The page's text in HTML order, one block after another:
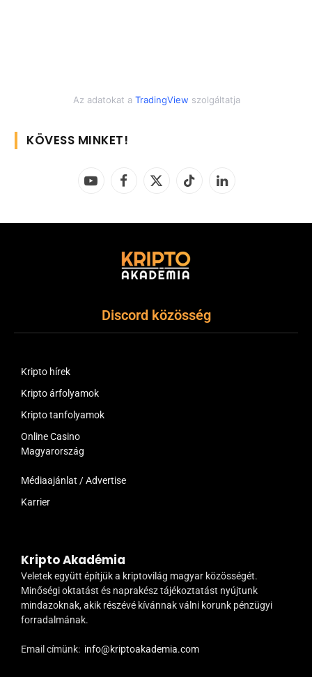
Az adatokat a TradingView szolgáltatja
KÖVESS MINKET!
YouTubeFacebook
X
TikTok LinkedIn
Discord közösség
Kripto hírek
Kripto árfolyamok
Kripto tanfolyamok
Online Casino
Magyarország
Médiaajánlat / Advertise
Karrier
Kripto Akadémia
Veletek együtt építjük a kriptovilág magyar közösségét.
Minőségi oktatást és naprakész tájékoztatást nyújtunk
mindazoknak, akik részévé kívánnak válni korunk pénzügyi
forradalmának.
Email címünk: info@kriptoakademia.com